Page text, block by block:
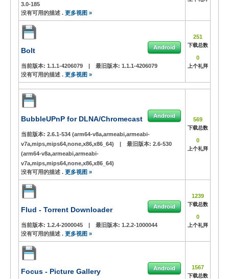
3.0-185
没有可用的描述 . 更多视图 »
Bolt Android
当前版本: 1.1.1-4206079 | 最旧版本: 1.1.1-4206079
没有可用的描述 . 更多视图 »
251
下载总数
0
上个礼拜
BubbleUPnP for DLNA/Chromecast Android
当前版本: 2.6.1-534 (arm64-v8a,armeabi,armeabi-
v7a,mips,mips64,none,x86,x86_64)
| 最旧版本: 2.6-530
(arm64-v8a,armeabi,armeabi-
v7a,mips,mips64,none,x86,x86_64)
没有可用的描述 . 更多视图 »
569
下载总数
0
上个礼拜
Flud - Torrent Downloader Android
当前版本: 1.2.4-2000045 | 最旧版本: 1.2.2-1000044
没有可用的描述 . 更多视图 »
1239
下载总数
0
上个礼拜
Focus - Picture Gallery Android 1567
下载总数